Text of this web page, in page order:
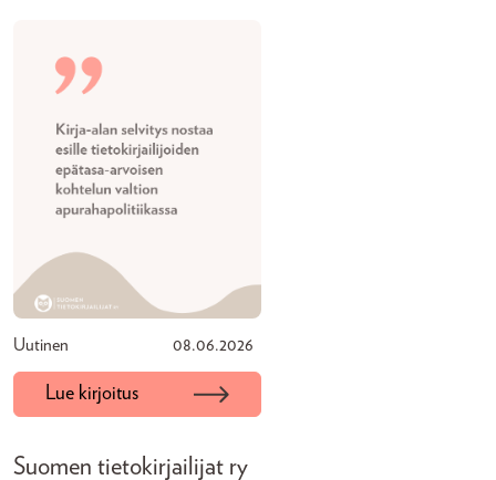
Uutinen 08.06.2026
Lue kirjoitus
Suomen tietokirjailijat ry